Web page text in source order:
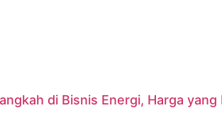
di Bisnis Energi, Harga